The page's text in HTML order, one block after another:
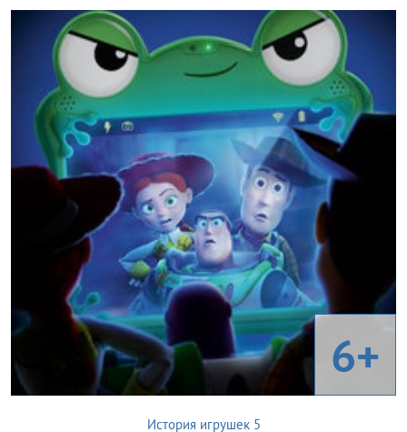
6+
История игрушек 5